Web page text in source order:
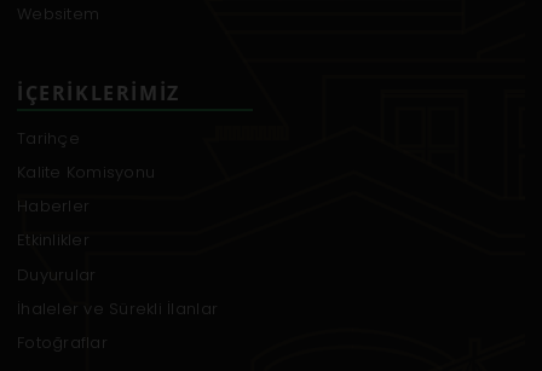
Websitem
İÇERIKLERIMIZ
Tarihçe
Kalite Komisyonu
Haberler
Etkinlikler
Duyurular
İhaleler ve Sürekli İlanlar
Fotoğraflar